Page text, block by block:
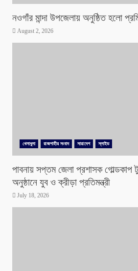
নওগাঁর মান্দা উপজেলায় অনুষ্ঠিত হলো
August 2, 2026
খেলাধুলা রাজশাহীর সংবাদ সারাদেশ স্লাইড
পাবনায় সপ্তম জেলা প্রশাসক গোল্ডকাপ
অনুষ্ঠানে যুব ও ক্রীড়া প্রতিমন্ত্রী
July 18, 2026